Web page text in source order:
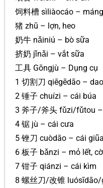
饲料槽 sìliàocáo – máng
猪 zhū – lợn, heo
奶牛 nǎiniú – bò sữa
挤奶 jǐnǎi – vắt sữa
工具 Gōngjù – Dụng cụ
1 切割刀 qiēgēdāo –
2 锤子 chuízi – cái búa
3 斧子/斧头 fǔzi/fǔtou
4 锯 jù – cái cưa
5 锉刀 cuòdāo – cái giũa
6 板子 bǎnzi – mỏ lết,
7 钳子 qiánzi – cái kìm
8 螺丝刀/改锥